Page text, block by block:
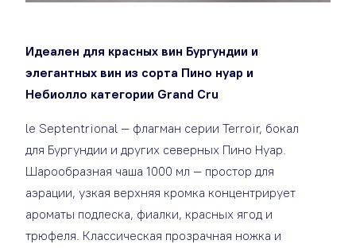
Идеален для красных вин Бургундии и
элегантных вин из сорта Пино нуар и
Небиолло категории Grand Cru
le Septentrional — флагман серии Terroir, бокал
для Бургундии и других северных Пино Нуар.
Шарообразная чаша 1000 мл — простор для
аэрации, узкая верхняя кромка концентрирует
ароматы подлеска, фиалки, красных ягод и
трюфеля. Классическая прозрачная ножка и